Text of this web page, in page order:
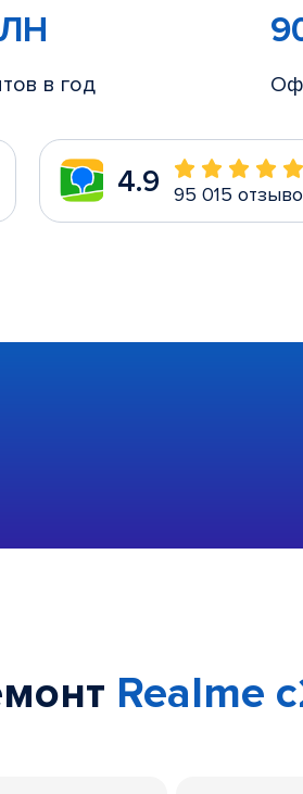
в год
4.9 95 015
Realme